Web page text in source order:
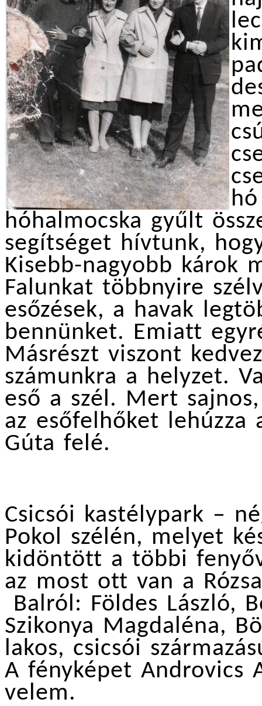
hóhalmocska gyűlt
segítséget hívtunk,
Kisebb-nagyobb károk
Falunkat többnyire
esőzések, a havak
bennünket. Emiatt
Másrészt viszont
számunkra a helyzet.
eső a szél. Mert
az esőfelhőket lehúzza
Gúta felé.
Csicsói kastélypark –
Pokol szélén, melyet
kidöntött a többi
az most ott van a
Balról: Földes László,
Szikonya Magdaléna,
lakos, csicsói
A fényképet Androvics
velem.